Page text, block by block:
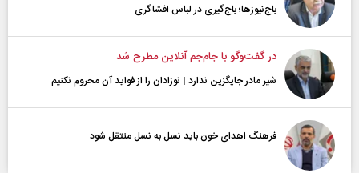
باج‌نیوزها؛ باج‌گیری در لباس افشاگری
در گفت‌و‌گو با جام‌جم آنلاین مطرح شد
شیر مادر جایگزین ندارد | نوزادان را از فواید آن محروم نکنیم
فرهنگ اهدای خون باید نسل به نسل منتقل شود